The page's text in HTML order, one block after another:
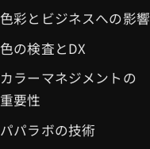
色彩とビジネスへの影響
色の検査とDX
カラーマネジメントの
重要性
パパラボの技術